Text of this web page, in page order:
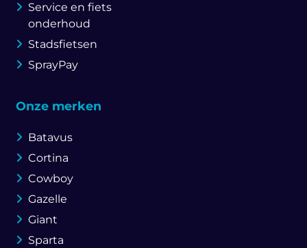
Service en fiets
onderhoud
Stadsfietsen
SprayPay
Onze merken
Batavus
Cortina
Cowboy
Gazelle
Giant
Sparta